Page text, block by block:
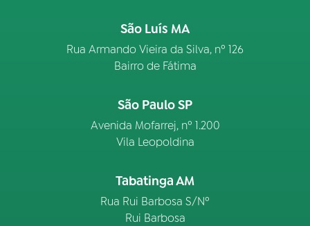
São Luís MA
Rua Armando Vieira da Silva, nº 126
Bairro de Fátima
São Paulo SP
Avenida Mofarrej, nº 1.200
Vila Leopoldina
Tabatinga AM
Rua Rui Barbosa S/Nº
Rui Barbosa